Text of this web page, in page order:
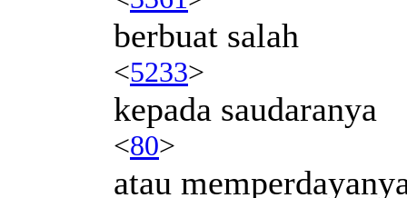
berbuat salah
<5233>
kepada saudaranya
<80>
atau